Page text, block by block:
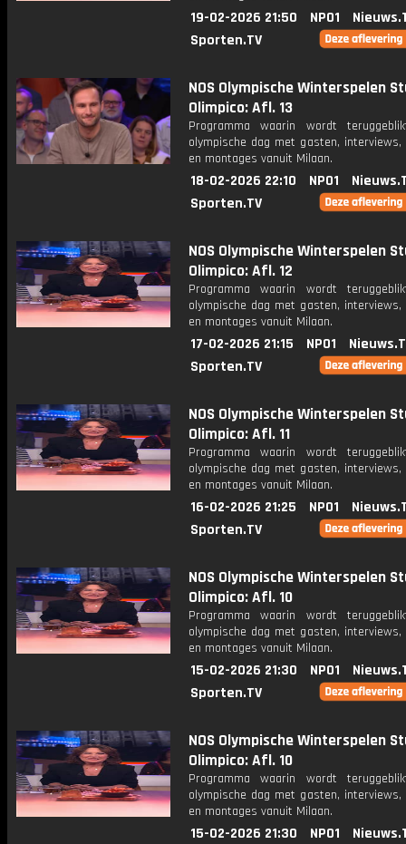
19-02-2026 21:50 NPO1
Sporten.TV
NOS Olympische Winterspelen
Olimpico: Afl. 13
Programma waarin wordt
olympische dag met gasten,
en montages vanuit Milaan.
18-02-2026 22:10 NPO1
Sporten.TV
NOS Olympische Winterspelen
Olimpico: Afl. 12
Programma waarin wordt
olympische dag met gasten,
en montages vanuit Milaan.
17-02-2026 21:15 NPO1
Sporten.TV
NOS Olympische Winterspelen
Olimpico: Afl. 11
Programma waarin wordt
olympische dag met gasten,
en montages vanuit Milaan.
16-02-2026 21:25 NPO1
Sporten.TV
NOS Olympische Winterspelen
Olimpico: Afl. 10
Programma waarin wordt
olympische dag met gasten,
en montages vanuit Milaan.
15-02-2026 21:30 NPO1
Sporten.TV
NOS Olympische Winterspelen
Olimpico: Afl. 10
Programma waarin wordt
olympische dag met gasten,
en montages vanuit Milaan.
15-02-2026 21:30 NPO1